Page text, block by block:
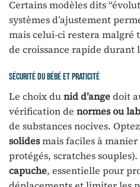
Certains modèles dits
systèmes d’ajustement
mais celui-ci restera
de croissance rapide durant
Sécurité du bébé et praticité
Le choix dunid d’angedoit
vérification de normes ou
de substances nocives.
solidesmais faciles à
protégés, scratches
capuche, essentielle pour